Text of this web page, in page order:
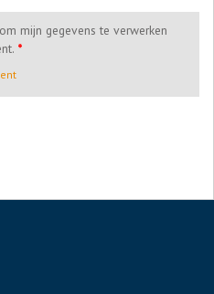
mijn gegevens te verwerken
*